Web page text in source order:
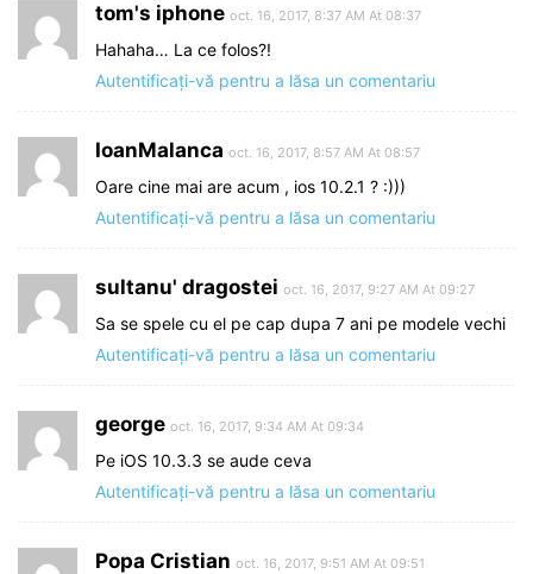
tom's iphone oct. 16, 2017, 8:37 AM At 08:37
Hahaha… La ce folos?!
Autentificați-vă pentru a lăsa un comentariu
IoanMalanca oct. 16, 2017, 8:57 AM At 08:57
Oare cine mai are acum , ios 10.2.1 ? :)))
Autentificați-vă pentru a lăsa un comentariu
sultanu' dragostei oct. 16, 2017, 9:27 AM At 09:27
Sa se spele cu el pe cap dupa 7 ani pe modele vechi
Autentificați-vă pentru a lăsa un comentariu
george oct. 16, 2017, 9:34 AM At 09:34
Pe iOS 10.3.3 se aude ceva
Autentificați-vă pentru a lăsa un comentariu
Popa Cristian oct. 16, 2017, 9:51 AM At 09:51